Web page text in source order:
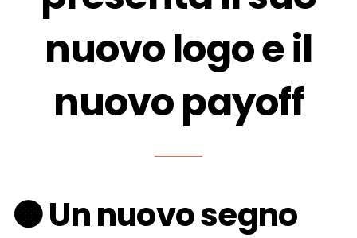
nuovo logo e il
nuovo payoff
🟠 Un nuovo segno